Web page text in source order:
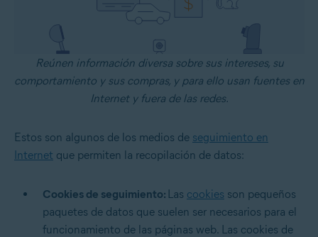
Reúnen información diversa sobre sus intereses, su
comportamiento y sus compras, y para ello usan fuentes en
Internet y fuera de las redes.
Estos son algunos de los medios de seguimiento en
Internet que permiten la recopilación de datos:
Cookies de seguimiento: Las cookies son pequeños
paquetes de datos que suelen ser necesarios para el
funcionamiento de las páginas web. Las cookies de